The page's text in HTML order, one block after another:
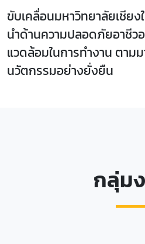
ขับเคลื่อนมหาวิทยาลัยเชีย
นำด้านความปลอดภัยอาชีว
แวดล้อมในการทำงาน ตาม
นวัตกรรมอย่างยั่งยืน
กลุ่ม